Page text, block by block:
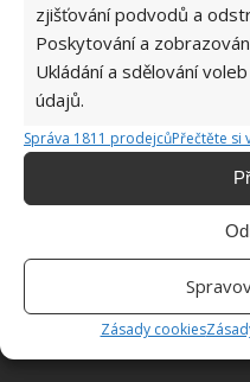
zjišťování podvodů a
Poskytování a
Ukládání a sdělování
údajů.
Správa 1811 prodejcůPřečtěte si
Zásady cookies
MYČKA TABLETY
Jiří